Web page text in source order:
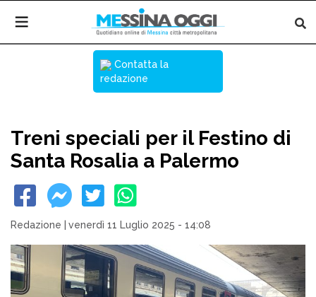
Contatta la
redazione
Treni speciali per il Festino di
Santa Rosalia a Palermo
Redazione venerdì 11 Luglio 2025 - 14:08